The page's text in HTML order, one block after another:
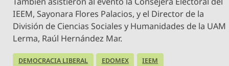
IEEM, Sayonara Flores Palacios, y el Director de la
División de Ciencias Sociales y Humanidades de la UAM
Lerma, Raúl Hernández Mar.
DEMOCRACIA LIBERAL EDOMEX IEEM